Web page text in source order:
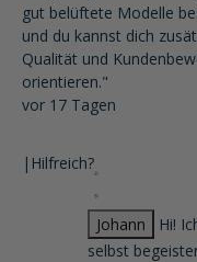
gut belüftete Modelle
und du kannst dich
Qualität und
orientieren."
vor 17 Tagen
| Hilfreich?
Johann
Hi!
selbst